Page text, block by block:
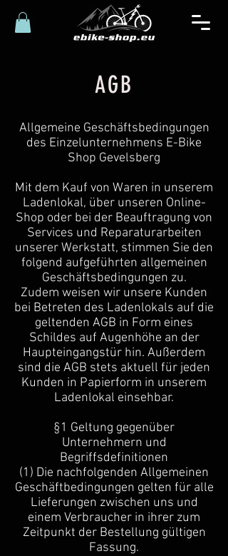
AGB
Allgemeine Geschäftsbedingungen
des Einzelunternehmens E-Bike
Shop Gevelsberg
Mit dem Kauf von Waren in unserem
Ladenlokal, über unseren Online-
Shop oder bei der Beauftragung von
Services und Reparaturarbeiten
unserer Werkstatt, stimmen Sie den
folgend aufgeführten allgemeinen
Geschäftsbedingungen zu.
Zudem weisen wir unsere Kunden
bei Betreten des Ladenlokals auf die
geltenden AGB in Form eines
Schildes auf Augenhöhe an der
Haupteingangstür hin. Außerdem
sind die AGB stets aktuell für jeden
Kunden in Papierform in unserem
Ladenlokal einsehbar.
§1 Geltung gegenüber
Unternehmern und
Begriffsdefinitionen
(1) Die nachfolgenden Allgemeinen
Geschäftbedingungen gelten für alle
Lieferungen zwischen uns und
einem Verbraucher in ihrer zum
Zeitpunkt der Bestellung gültigen
Fassung.